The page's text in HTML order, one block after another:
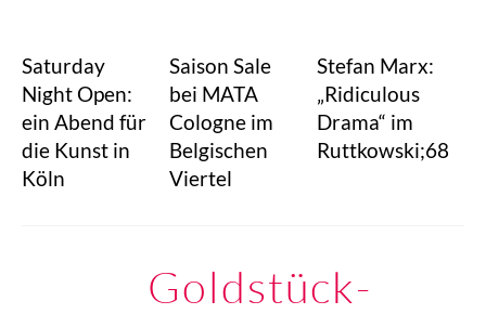
Saturday
Night Open:
ein Abend für
die Kunst in
Köln
Saison Sale
bei MATA
Cologne im
Belgischen
Viertel
Stefan Marx:
„Ridiculous
Drama“ im
Ruttkowski;68
Goldstück-